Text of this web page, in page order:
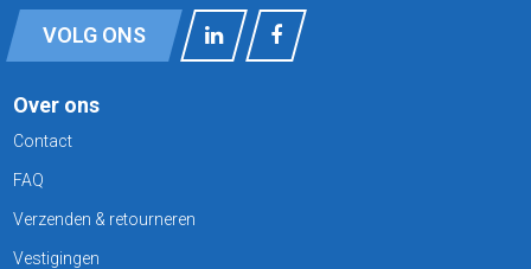
VOLG ONS
Over ons
Contact
FAQ
Verzenden & retourneren
Vestigingen